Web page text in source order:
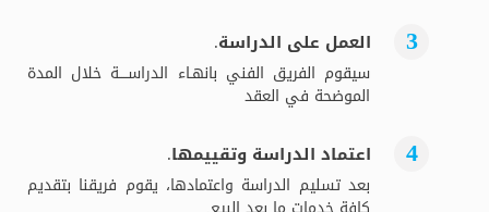
العمل على الدراسة.
سيقوم الفريق الفني بانهـاء الدراســــة خلال المدة
الموضحة في العقد
اعتماد الدراسة وتقييمها.
بعد تسليم الدراسة واعتمادها، يقوم فريقنا بتقديم